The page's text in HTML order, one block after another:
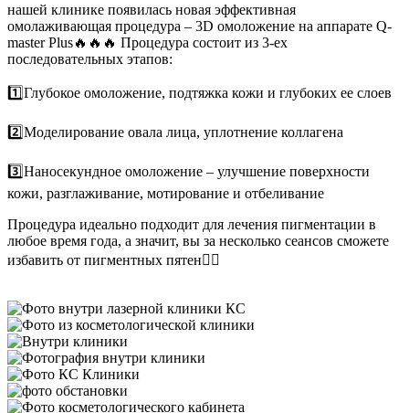
нашей клинике появилась новая эффективная
омолаживающая процедура – 3D омоложение на аппарате Q-
master Plus🔥🔥🔥 Процедура состоит из 3-ех
последовательных этапов:
1️⃣Глубокое омоложение, подтяжка кожи и глубоких ее слоев
2️⃣Моделирование овала лица, уплотнение коллагена
3️⃣Наносекундное омоложение – улучшение поверхности
кожи, разглаживание, мотирование и отбеливание
Процедура идеально подходит для лечения пигментации в
любое время года, а значит, вы за несколько сеансов сможете
избавить от пигментных пятен👌🏼